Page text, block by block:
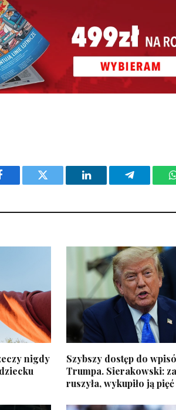
Twitter LinkedIn Telegram
nigdy
Szybszy dostęp do
Trumpa. Sierakowski:
ruszyła, wykupiło ją